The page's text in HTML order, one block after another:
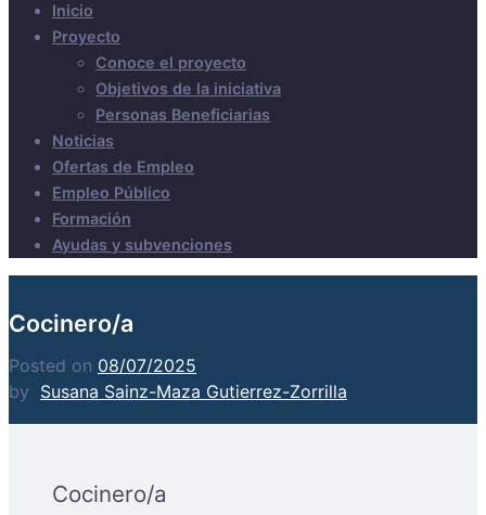
Inicio
Proyecto
Conoce el proyecto
Objetivos de la iniciativa
Personas Beneficiarias
Noticias
Ofertas de Empleo
Empleo Público
Formación
Ayudas y subvenciones
Cocinero/a
Posted on 08/07/2025
by Susana Sainz-Maza Gutierrez-Zorrilla
Cocinero/a